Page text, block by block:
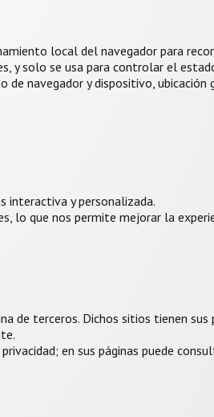
local del navegador para
y solo se usa para controlar el
navegador y dispositivo,
interactiva y personalizada.
lo que nos permite mejorar la
de terceros. Dichos sitios tienen
en sus páginas puede